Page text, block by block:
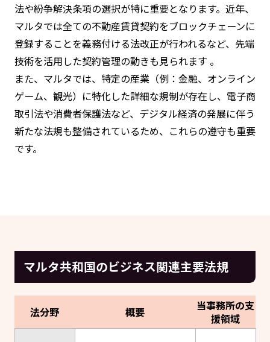
法や紛争解決条項の選択が特に重要となります。近年、
マルタでは全ての不動産賃貸契約をブロックチェーンに
登録することを義務付ける法改正が行われるなど、先端
技術を活用した契約管理の動きも見られます 。
また、マルタでは、特定の産業（例：金融、オンライン
ゲーム、観光）に特化した詳細な規制が存在し、電子商
取引法や消費者保護法など、デジタル経済の発展に伴う
新たな法規も整備されているため、これらの遵守も重要
です。
マルタ共和国のビジネス関連主要法規
法分野 概要
当事務所の支
援領域